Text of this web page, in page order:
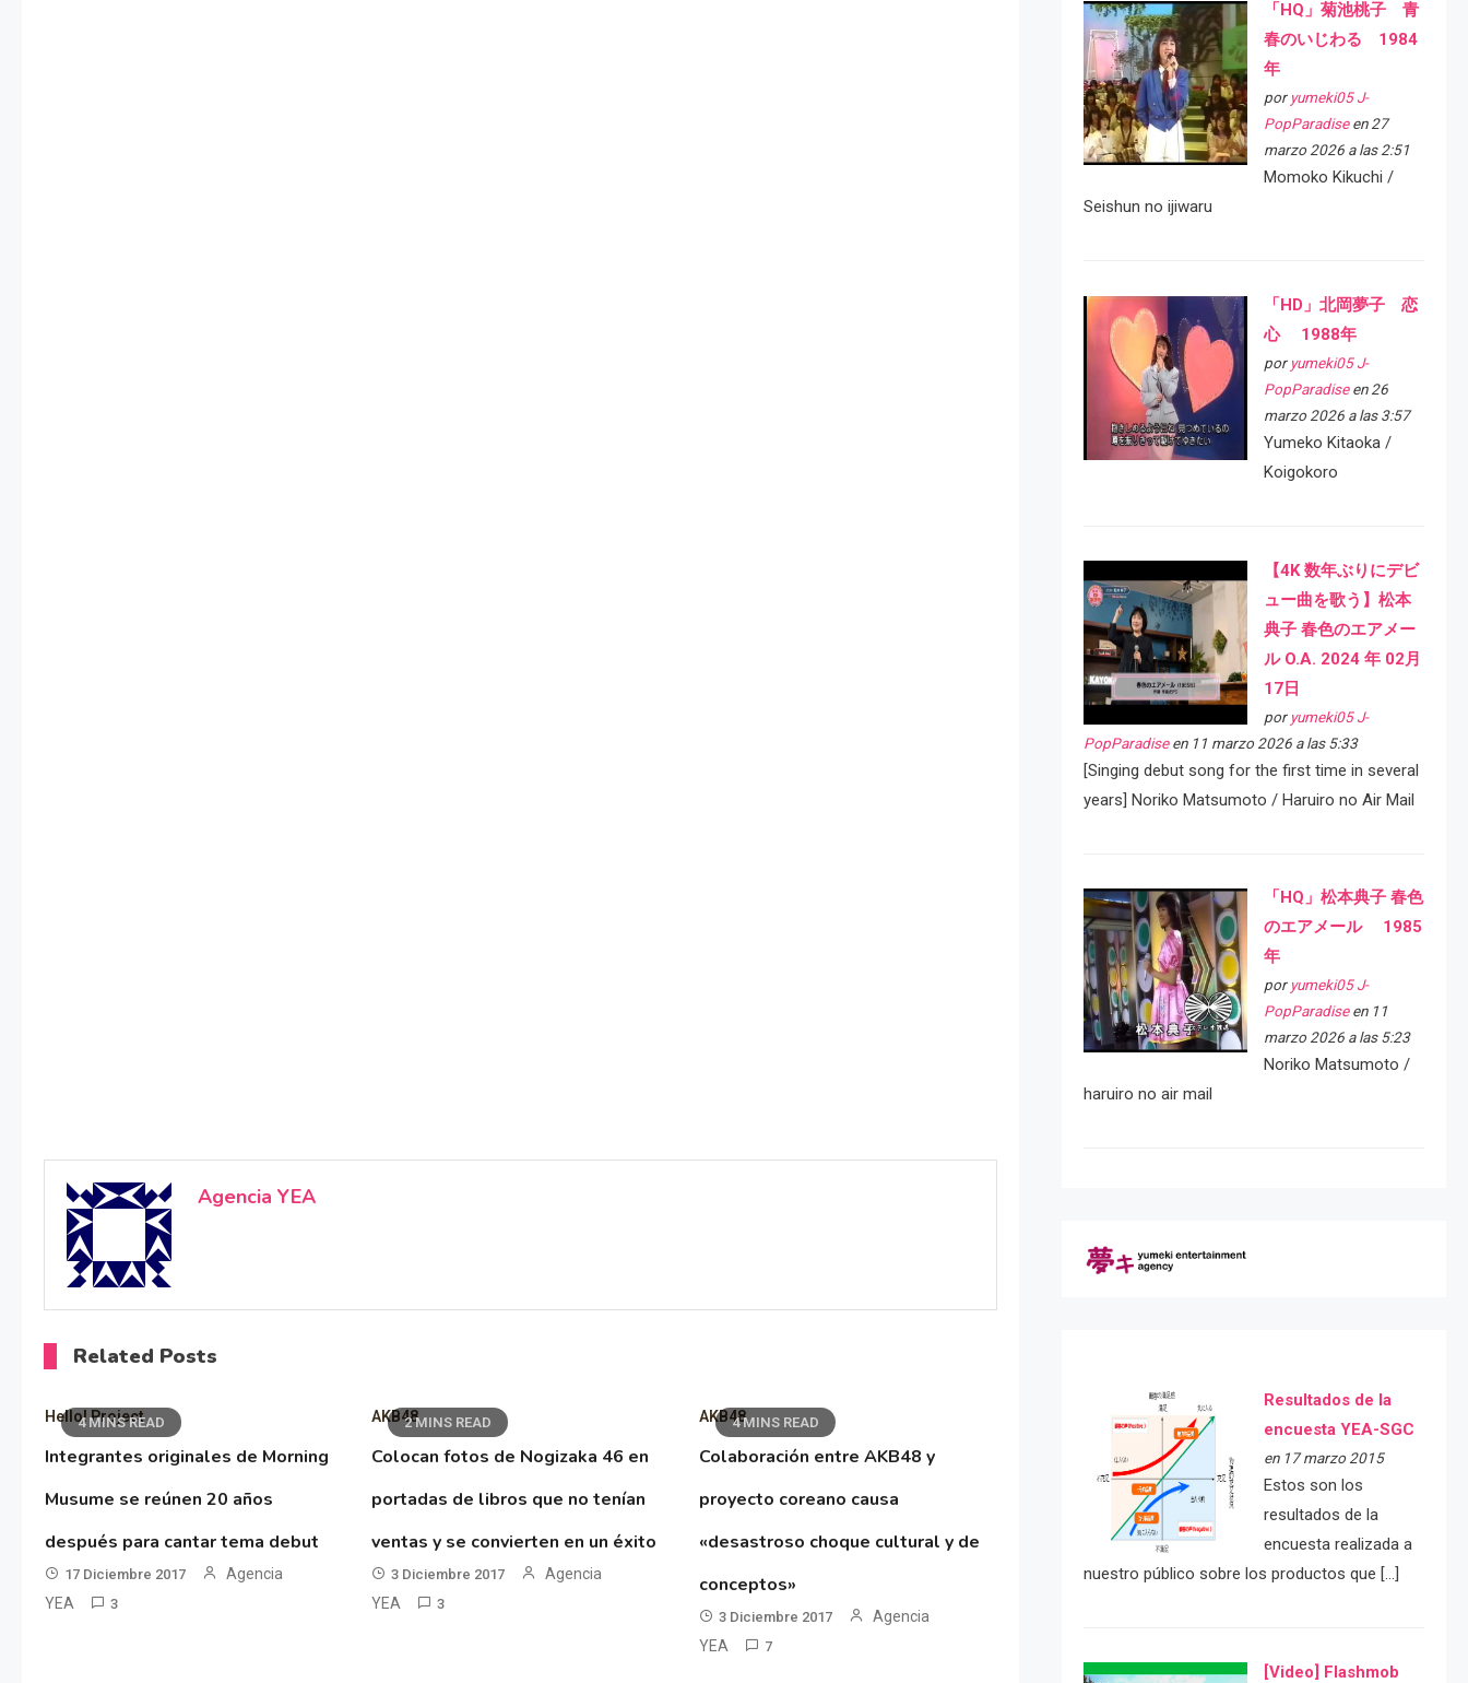
Agencia YEA
Related Posts
4 MINS READ
Hello! Project
Integrantes originales de Morning
Musume se reúnen 20 años
después para cantar tema debut
17 Diciembre 2017
Agencia
YEA
3
2 MINS READ
AKB48
Colocan fotos de Nogizaka 46 en
portadas de libros que no tenían
ventas y se convierten en un éxito
3 Diciembre 2017
Agencia
YEA
3
4 MINS READ
AKB48
Colaboración entre AKB48 y
proyecto coreano causa
«desastroso choque cultural y de
conceptos»
3 Diciembre 2017
Agencia
YEA
7
「HQ」菊池桃子 青
春のいじわる 1984
年
por yumeki05 J-
PopParadiseen 27
marzo 2026 a las 2:51
Momoko Kikuchi /
Seishun no ijiwaru
「HD」北岡夢子 恋
心 1988年
por yumeki05 J-
PopParadiseen 26
marzo 2026 a las 3:57
Yumeko Kitaoka /
Koigokoro
【4K 数年ぶりにデビ
ュー曲を歌う】松本
典子 春色のエアメー
ル O.A. 2024 年 02月
17日
por yumeki05 J-
PopParadiseen 11 marzo 2026 a las 5:33
[Singing debut song for the first time in several
years] Noriko Matsumoto / Haruiro no Air Mail
「HQ」松本典子 春色
のエアメール 1985
年
por yumeki05 J-
PopParadiseen 11
marzo 2026 a las 5:23
Noriko Matsumoto /
haruiro no air mail
Resultados de la
encuesta YEA-SGC
en 17 marzo 2015
Estos son los
resultados de la
encuesta realizada a
nuestro público sobre los productos que […]
[Video] Flashmob